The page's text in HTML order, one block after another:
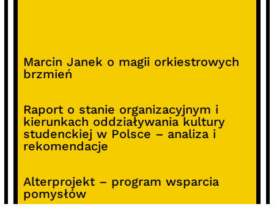
Marcin Janek o magii orkiestrowych
brzmień
Raport o stanie organizacyjnym i
kierunkach oddziaływania kultury
studenckiej w Polsce – analiza i
rekomendacje
Alterprojekt – program wsparcia
pomysłów